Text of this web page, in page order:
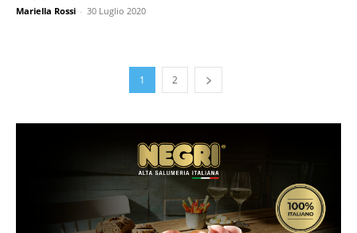
Mariella Rossi - 30 Luglio 2020
1 2